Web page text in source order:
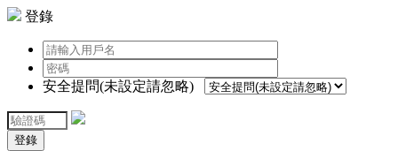
登錄
安全提問(未設定請忽略)
登錄